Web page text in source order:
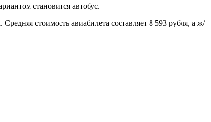
становится автобус.
стоимость авиабилета составляет 8 593 рубля, а ж/